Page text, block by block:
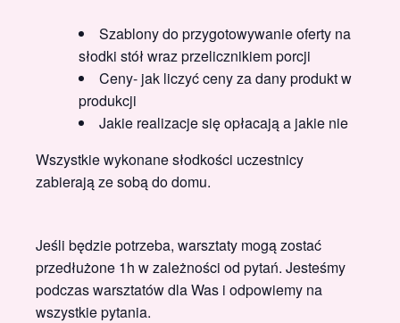
Szablony do przygotowywanie oferty na
słodki stół wraz przelicznikiem porcji
Ceny- jak liczyć ceny za dany produkt w
produkcji
Jakie realizacje się opłacają a jakie nie
Wszystkie wykonane słodkości uczestnicy
zabierają ze sobą do domu.
Jeśli będzie potrzeba, warsztaty mogą zostać
przedłużone 1h w zależności od pytań. Jesteśmy
podczas warsztatów dla Was i odpowiemy na
wszystkie pytania.